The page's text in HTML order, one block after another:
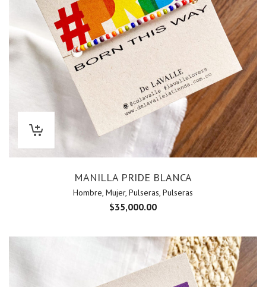
MANILLA PRIDE BLANCA
Hombre, Mujer, Pulseras, Pulseras
$35,000.00